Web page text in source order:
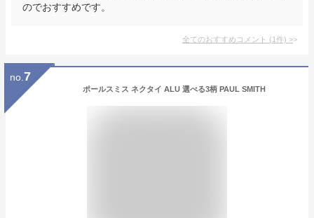
のでおすすめです。
全てのおすすめコメント (1件) >
no. 7
ポールスミス ネクタイ ALU 選べる3柄 PAUL SMITH